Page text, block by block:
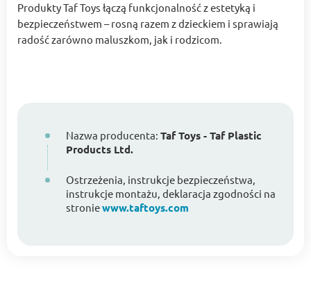
Produkty Taf Toys łączą funkcjonalność z estetyką i
bezpieczeństwem – rosną razem z dzieckiem i sprawiają
radość zarówno maluszkom, jak i rodzicom.
Nazwa producenta: Taf Toys - Taf Plastic
Products Ltd.
Ostrzeżenia, instrukcje bezpieczeństwa,
instrukcje montażu, deklaracja zgodności na
stroniewww.taftoys.com